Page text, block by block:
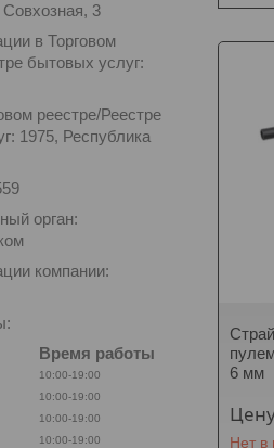
6 мм
Нет в
3
в Торговом
бытовых услуг:
реестре/Реестре
1975, Республика
орган:
компании:
Время работы
10:00-19:00
10:00-19:00
10:00-19:00
10:00-19:00